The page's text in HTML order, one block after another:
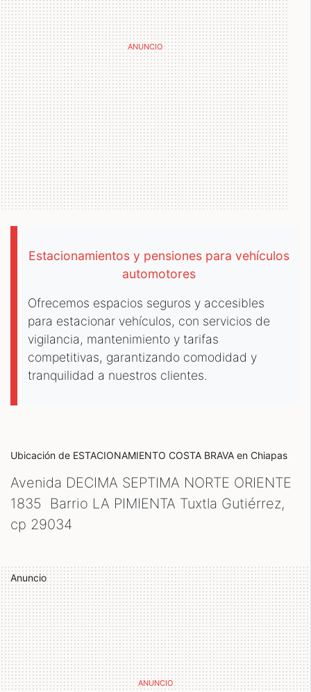
Estacionamientos y pensiones para vehículos
automotores
Ofrecemos espacios seguros y accesibles
para estacionar vehículos, con servicios de
vigilancia, mantenimiento y tarifas
competitivas, garantizando comodidad y
tranquilidad a nuestros clientes.
Ubicación de ESTACIONAMIENTO COSTA BRAVA en Chiapas
Avenida DECIMA SEPTIMA NORTE ORIENTE
1835 Barrio LA PIMIENTA Tuxtla Gutiérrez,
cp 29034
Anuncio